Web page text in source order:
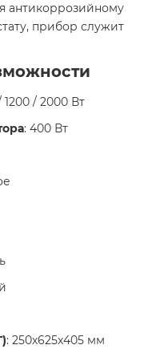
антикоррозийному
прибор служит
1200 / 2000 Вт
: 400 Вт
: 250х625х405 мм